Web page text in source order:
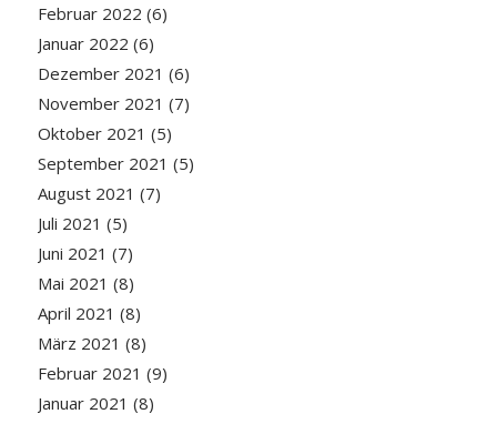
Februar 2022 (6)
Januar 2022 (6)
Dezember 2021 (6)
November 2021 (7)
Oktober 2021 (5)
September 2021 (5)
August 2021 (7)
Juli 2021 (5)
Juni 2021 (7)
Mai 2021 (8)
April 2021 (8)
März 2021 (8)
Februar 2021 (9)
Januar 2021 (8)